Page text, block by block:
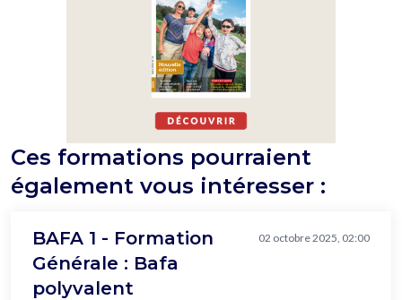
Ces formations pourraient
également vous intéresser :
BAFA 1 - Formation
Générale : Bafa
polyvalent
02 octobre 2025, 02:00